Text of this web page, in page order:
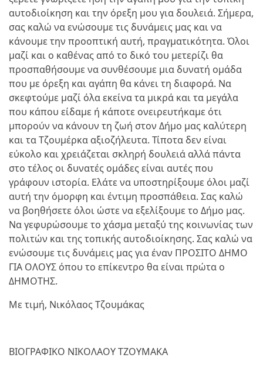
αυτοδιοίκηση και την όρεξη μου για δουλειά. Σήμερα,
σας καλώ να ενώσουμε τις δυνάμεις μας και να
κάνουμε την προοπτική αυτή, πραγματικότητα. Όλοι
μαζί και ο καθένας από το δικό του μετερίζι θα
προσπαθήσουμε να συνθέσουμε μια δυνατή ομάδα
που με όρεξη και αγάπη θα κάνει τη διαφορά. Να
σκεφτούμε μαζί όλα εκείνα τα μικρά και τα μεγάλα
που κάπου είδαμε ή κάποτε ονειρευτήκαμε ότι
μπορούν να κάνουν τη ζωή στον Δήμο μας καλύτερη
και τα Τζουμέρκα αξιοζήλευτα. Τίποτα δεν είναι
εύκολο και χρειάζεται σκληρή δουλειά αλλά πάντα
στο τέλος οι δυνατές ομάδες είναι αυτές που
γράφουν ιστορία. Ελάτε να υποστηρίξουμε όλοι μαζί
αυτή την όμορφη και έντιμη προσπάθεια. Σας καλώ
να βοηθήσετε όλοι ώστε να εξελίξουμε το Δήμο μας.
Να γεφυρώσουμε το χάσμα μεταξύ της κοινωνίας των
πολιτών και της τοπικής αυτοδιοίκησης. Σας καλώ να
ενώσουμε τις δυνάμεις μας για έναν ΠΡΟΣΙΤΟ ΔΗΜΟ
ΓΙΑ ΟΛΟΥΣ όπου το επίκεντρο θα είναι πρώτα ο
ΔΗΜΟΤΗΣ.
Με τιμή, Νικόλαος Τζουμάκας
ΒΙΟΓΡΑΦΙΚΟ ΝΙΚΟΛΑΟΥ ΤΖΟΥΜΑΚΑ